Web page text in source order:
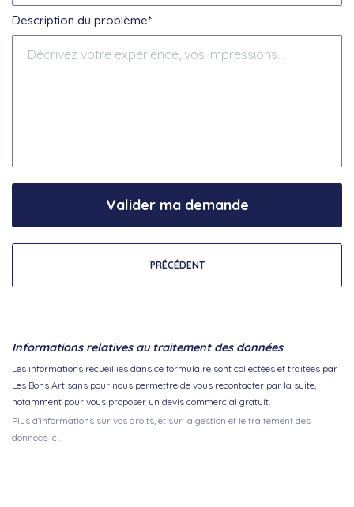
Description du problème*
PRÉCÉDENT
Valider ma demande
Informations relatives au traitement des données
Les informations recueillies dans ce formulaire sont collectées et traitées par
Les Bons Artisans pour nous permettre de vous recontacter par la suite,
notamment pour vous proposer un devis commercial gratuit.
Plus d'informations sur vos droits, et sur la gestion et le traitement des
données ici.